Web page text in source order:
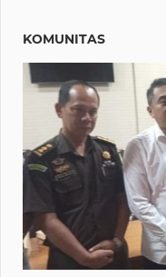
KOMUNITAS